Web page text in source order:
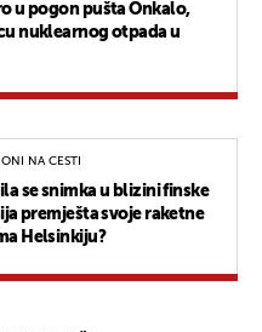
u pogon pušta Onkalo,
nuklearnog otpada u
NA CESTI
se snimka u blizini finske
premješta svoje raketne
Helsinkiju?